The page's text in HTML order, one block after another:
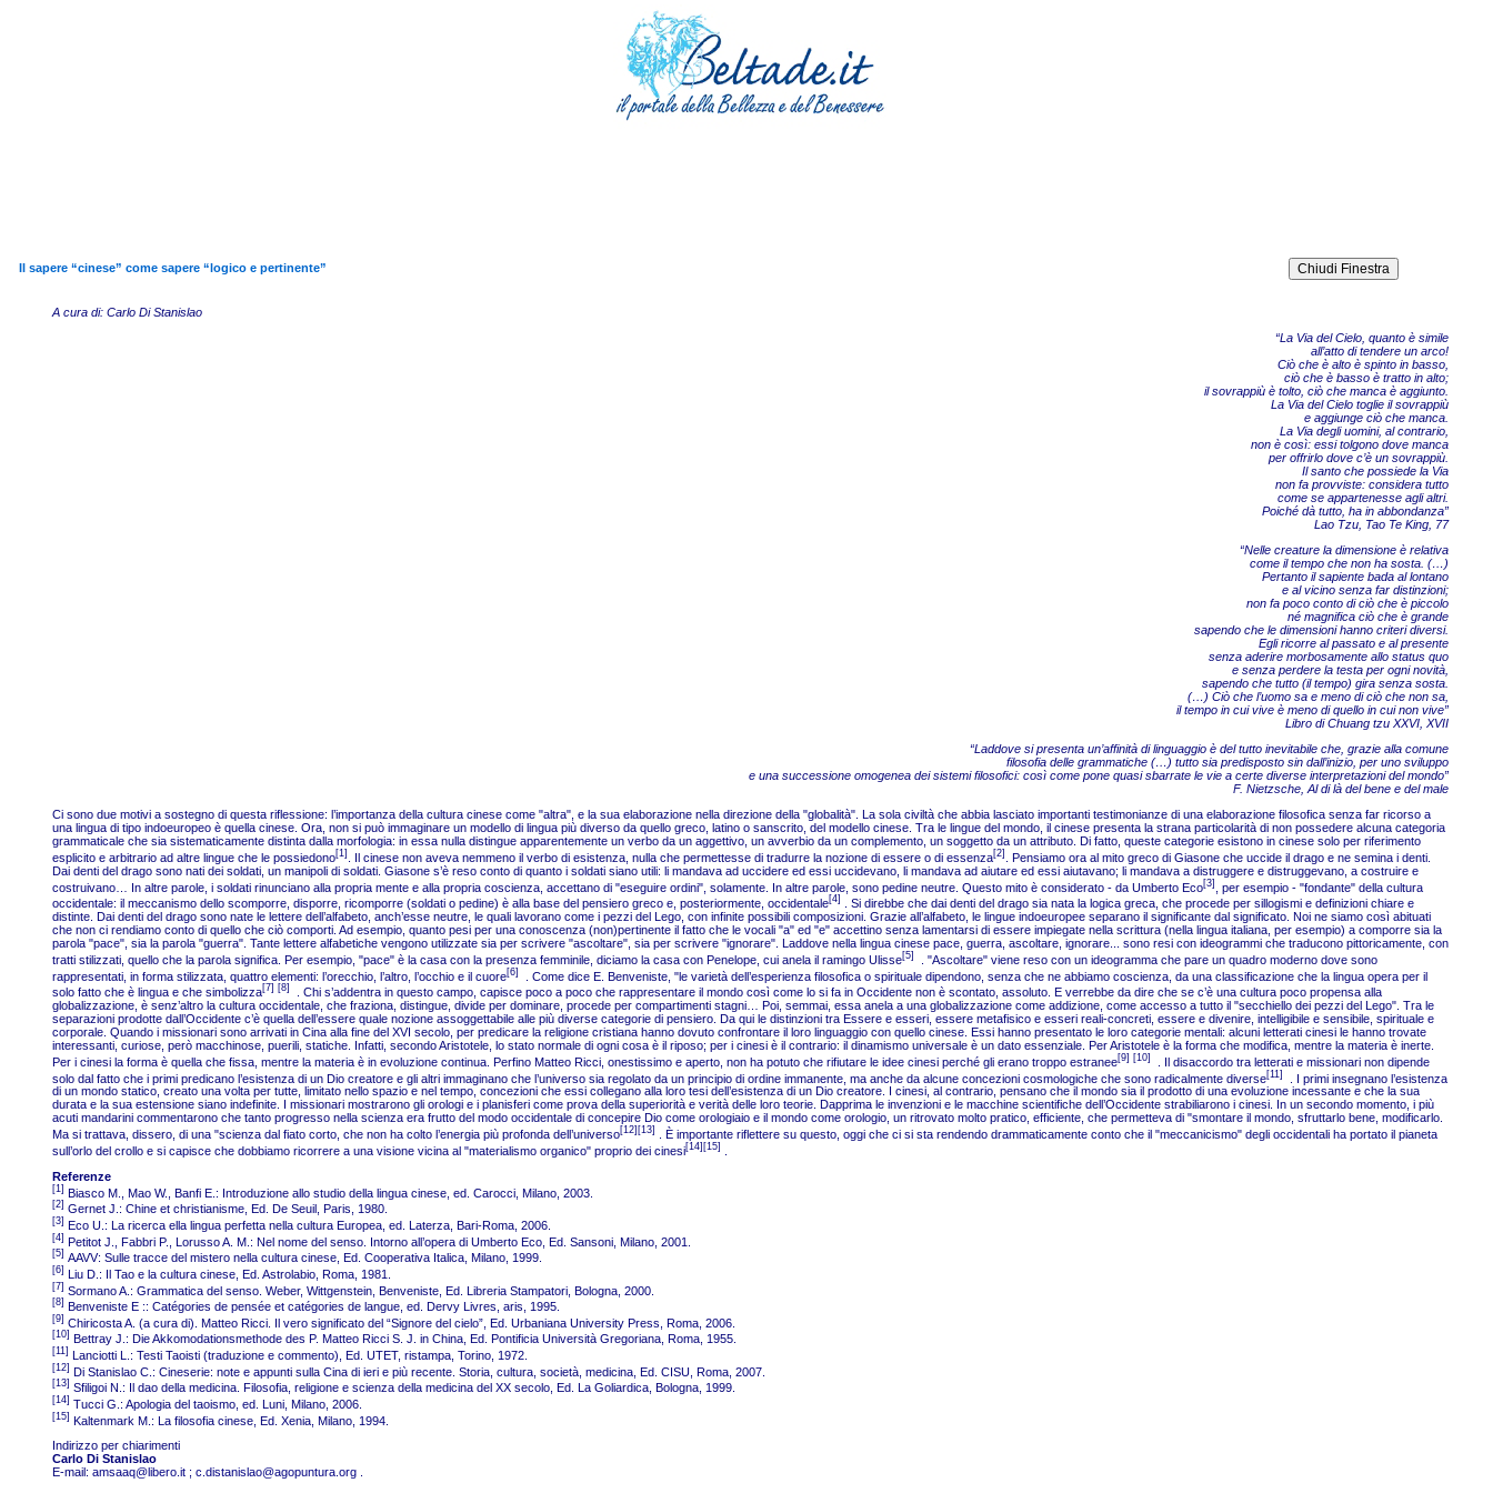
Il sapere “cinese” come sapere “logico e pertinente”
A cura di: Carlo Di Stanislao
“La Via del Cielo, quanto è simile
all’atto di tendere un arco!
Ciò che è alto è spinto in basso,
ciò che è basso è tratto in alto;
il sovrappiù è tolto, ciò che manca è aggiunto.
La Via del Cielo toglie il sovrappiù
e aggiunge ciò che manca.
La Via degli uomini, al contrario,
non è così: essi tolgono dove manca
per offrirlo dove c’è un sovrappiù.
Il santo che possiede la Via
non fa provviste: considera tutto
come se appartenesse agli altri.
Poiché dà tutto, ha in abbondanza”
Lao Tzu, Tao Te King, 77
“Nelle creature la dimensione è relativa
come il tempo che non ha sosta. (…)
Pertanto il sapiente bada al lontano
e al vicino senza far distinzioni;
non fa poco conto di ciò che è piccolo
né magnifica ciò che è grande
sapendo che le dimensioni hanno criteri diversi.
Egli ricorre al passato e al presente
senza aderire morbosamente allo status quo
e senza perdere la testa per ogni novità,
sapendo che tutto (il tempo) gira senza sosta.
(…) Ciò che l’uomo sa e meno di ciò che non sa,
il tempo in cui vive è meno di quello in cui non vive”
Libro di Chuang tzu XXVI, XVII
“Laddove si presenta un’affinità di linguaggio è del tutto inevitabile che, grazie alla comune
filosofia delle grammatiche (…) tutto sia predisposto sin dall’inizio, per uno sviluppo
e una successione omogenea dei sistemi filosofici: così come pone quasi sbarrate le vie a certe diverse interpretazioni del mondo”
F. Nietzsche, Al di là del bene e del male
Ci sono due motivi a sostegno di questa riflessione: l’importanza della cultura cinese come "altra", e la sua elaborazione nella direzione della "globalità". La sola civiltà che abbia lasciato importanti testimonianze di una elaborazione filosofica senza far ricorso a
una lingua di tipo indoeuropeo è quella cinese. Ora, non si può immaginare un modello di lingua più diverso da quello greco, latino o sanscrito, del modello cinese. Tra le lingue del mondo, il cinese presenta la strana particolarità di non possedere alcuna categoria
grammaticale che sia sistematicamente distinta dalla morfologia: in essa nulla distingue apparentemente un verbo da un aggettivo, un avverbio da un complemento, un soggetto da un attributo. Di fatto, queste categorie esistono in cinese solo per riferimento
esplicito e arbitrario ad altre lingue che le possiedono[1] . Il cinese non aveva nemmeno il verbo di esistenza, nulla che permettesse di tradurre la nozione di essere o di essenza[2]
. Pensiamo ora al mito greco di Giasone che uccide il drago e ne semina i denti.
Dai denti del drago sono nati dei soldati, un manipoli di soldati. Giasone s’è reso conto di quanto i soldati siano utili: li mandava ad uccidere ed essi uccidevano, li mandava ad aiutare ed essi aiutavano; li mandava a distruggere e distruggevano, a costruire e
costruivano… In altre parole, i soldati rinunciano alla propria mente e alla propria coscienza, accettano di "eseguire ordini", solamente. In altre parole, sono pedine neutre. Questo mito è considerato - da Umberto Eco[3]
, per esempio - "fondante" della cultura
occidentale: il meccanismo dello scomporre, disporre, ricomporre (soldati o pedine) è alla base del pensiero greco e, posteriormente, occidentale[4]
. Si direbbe che dai denti del drago sia nata la logica greca, che procede per sillogismi e definizioni chiare e
distinte. Dai denti del drago sono nate le lettere dell’alfabeto, anch’esse neutre, le quali lavorano come i pezzi del Lego, con infinite possibili composizioni. Grazie all’alfabeto, le lingue indoeuropee separano il significante dal significato. Noi ne siamo così abituati
che non ci rendiamo conto di quello che ciò comporti. Ad esempio, quanto pesi per una conoscenza (non)pertinente il fatto che le vocali "a" ed "e" accettino senza lamentarsi di essere impiegate nella scrittura (nella lingua italiana, per esempio) a comporre sia la
parola "pace", sia la parola "guerra". Tante lettere alfabetiche vengono utilizzate sia per scrivere "ascoltare", sia per scrivere "ignorare". Laddove nella lingua cinese pace, guerra, ascoltare, ignorare... sono resi con ideogrammi che traducono pittoricamente, con
tratti stilizzati, quello che la parola significa. Per esempio, "pace" è la casa con la presenza femminile, diciamo la casa con Penelope, cui anela il ramingo Ulisse[5]
. "Ascoltare" viene reso con un ideogramma che pare un quadro moderno dove sono
rappresentati, in forma stilizzata, quattro elementi: l’orecchio, l’altro, l’occhio e il cuore[6]
. Come dice E. Benveniste, "le varietà dell’esperienza filosofica o spirituale dipendono, senza che ne abbiamo coscienza, da una classificazione che la lingua opera per il
solo fatto che è lingua e che simbolizza[7] [8]
. Chi s’addentra in questo campo, capisce poco a poco che rappresentare il mondo così come lo si fa in Occidente non è scontato, assoluto. E verrebbe da dire che se c’è una cultura poco propensa alla
globalizzazione, è senz’altro la cultura occidentale, che fraziona, distingue, divide per dominare, procede per compartimenti stagni… Poi, semmai, essa anela a una globalizzazione come addizione, come accesso a tutto il "secchiello dei pezzi del Lego". Tra le
separazioni prodotte dall’Occidente c’è quella dell’essere quale nozione assoggettabile alle più diverse categorie di pensiero. Da qui le distinzioni tra Essere e esseri, essere metafisico e esseri reali-concreti, essere e divenire, intelligibile e sensibile, spirituale e
corporale. Quando i missionari sono arrivati in Cina alla fine del XVI secolo, per predicare la religione cristiana hanno dovuto confrontare il loro linguaggio con quello cinese. Essi hanno presentato le loro categorie mentali: alcuni letterati cinesi le hanno trovate
interessanti, curiose, però macchinose, puerili, statiche. Infatti, secondo Aristotele, lo stato normale di ogni cosa è il riposo; per i cinesi è il contrario: il dinamismo universale è un dato essenziale. Per Aristotele è la forma che modifica, mentre la materia è inerte.
Per i cinesi la forma è quella che fissa, mentre la materia è in evoluzione continua. Perfino Matteo Ricci, onestissimo e aperto, non ha potuto che rifiutare le idee cinesi perché gli erano troppo estranee[9] [10]
. Il disaccordo tra letterati e missionari non dipende
solo dal fatto che i primi predicano l’esistenza di un Dio creatore e gli altri immaginano che l’universo sia regolato da un principio di ordine immanente, ma anche da alcune concezioni cosmologiche che sono radicalmente diverse[11]
. I primi insegnano l’esistenza
di un mondo statico, creato una volta per tutte, limitato nello spazio e nel tempo, concezioni che essi collegano alla loro tesi dell’esistenza di un Dio creatore. I cinesi, al contrario, pensano che il mondo sia il prodotto di una evoluzione incessante e che la sua
durata e la sua estensione siano indefinite. I missionari mostrarono gli orologi e i planisferi come prova della superiorità e verità delle loro teorie. Dapprima le invenzioni e le macchine scientifiche dell’Occidente strabiliarono i cinesi. In un secondo momento, i più
acuti mandarini commentarono che tanto progresso nella scienza era frutto del modo occidentale di concepire Dio come orologiaio e il mondo come orologio, un ritrovato molto pratico, efficiente, che permetteva di "smontare il mondo, sfruttarlo bene, modificarlo.
Ma si trattava, dissero, di una "scienza dal fiato corto, che non ha colto l’energia più profonda dell’universo[12][13]
. È importante riflettere su questo, oggi che ci si sta rendendo drammaticamente conto che il "meccanicismo" degli occidentali ha portato il pianeta
sull’orlo del crollo e si capisce che dobbiamo ricorrere a una visione vicina al "materialismo organico" proprio dei cinesi[14][15]
Referenze
[1] Biasco M., Mao W., Banfi E.: Introduzione allo studio della lingua cinese, ed. Carocci, Milano, 2003.
[2] Gernet J.: Chine et christianisme, Ed. De Seuil, Paris, 1980.
[3] Eco U.: La ricerca ella lingua perfetta nella cultura Europea, ed. Laterza, Bari-Roma, 2006.
[4] Petitot J., Fabbri P., Lorusso A. M.: Nel nome del senso. Intorno all’opera di Umberto Eco, Ed. Sansoni, Milano, 2001.
[5] AAVV: Sulle tracce del mistero nella cultura cinese, Ed. Cooperativa Italica, Milano, 1999.
[6] Liu D.: Il Tao e la cultura cinese, Ed. Astrolabio, Roma, 1981.
[7] Sormano A.: Grammatica del senso. Weber, Wittgenstein, Benveniste, Ed. Libreria Stampatori, Bologna, 2000.
[8] Benveniste E :: Catégories de pensée et catégories de langue, ed. Dervy Livres, aris, 1995.
[9] Chiricosta A. (a cura di). Matteo Ricci. Il vero significato del “Signore del cielo”, Ed. Urbaniana University Press, Roma, 2006.
[10] Bettray J.: Die Akkomodationsmethode des P. Matteo Ricci S. J. in China, Ed. Pontificia Università Gregoriana, Roma, 1955.
[11] Lanciotti L.: Testi Taoisti (traduzione e commento), Ed. UTET, ristampa, Torino, 1972.
[12] Di Stanislao C.: Cineserie: note e appunti sulla Cina di ieri e più recente. Storia, cultura, società, medicina, Ed. CISU, Roma, 2007.
[13] Sfiligoi N.: Il dao della medicina. Filosofia, religione e scienza della medicina del XX secolo, Ed. La Goliardica, Bologna, 1999.
[14] Tucci G.: Apologia del taoismo, ed. Luni, Milano, 2006.
[15] Kaltenmark M.: La filosofia cinese, Ed. Xenia, Milano, 1994.
Indirizzo per chiarimenti
Carlo Di Stanislao
E-mail: amsaaq@libero.it; c.distanislao@agopuntura.org.